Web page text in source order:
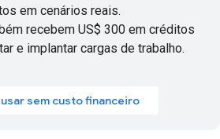
em cenários reais.
recebem US$ 300 em créditos
e implantar cargas de trabalho.
sem custo financeiro